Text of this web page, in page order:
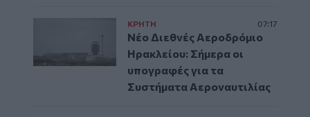
ΚΡΗΤΗ 07:17
Νέο Διεθνές Αεροδρόμιο
Ηρακλείου: Σήμερα οι
υπογραφές για τα
Συστήματα Αεροναυτιλίας